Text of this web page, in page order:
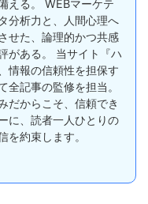
える。 WEBマーケテ
分析力と、人間心理へ
せた、論理的かつ共感
がある。 当サイト『ハ
情報の信頼性を担保す
全記事の監修を担当。
だからこそ、信頼でき
に、読者一人ひとりの
を約束します。